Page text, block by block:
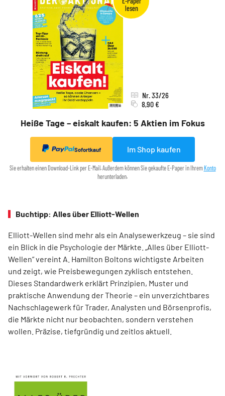
Heiße Tage – eiskalt kaufen: 5 Aktien im Fokus
Nr. 33/26
8,90 €
Sofortkauf Im Shop kaufen
Sie erhalten einen Download-Link per E-Mail. Außerdem können Sie gekaufte E-Paper in Ihrem Konto
herunterladen.
Buchtipp: Alles über Elliott-Wellen
Elliott-Wellen sind mehr als ein Analysewerkzeug – sie sind
ein Blick in die Psychologie der Märkte. „Alles über Elliott-
Wellen“ vereint A. Hamilton Boltons wichtigste Arbeiten
und zeigt, wie Preisbewegungen zyklisch entstehen.
Dieses Standardwerk erklärt Prinzipien, Muster und
praktische Anwendung der Theorie – ein unverzichtbares
Nachschlagewerk für Trader, Analysten und Börsenprofis,
die Märkte nicht nur beobachten, sondern verstehen
wollen. Präzise, tiefgründig und zeitlos aktuell.